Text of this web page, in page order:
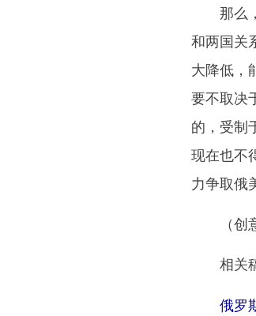
那么，
和两国关
大降低，
要不取决
的，受制
现在也不
力争取俄
（创意
相关稿
俄罗